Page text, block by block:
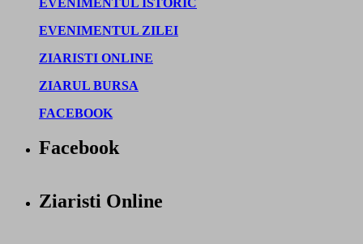
EVENIMENTUL ZILEI
ZIARISTI ONLINE
ZIARUL BURSA
FACEBOOK
Facebook
Ziaristi Online